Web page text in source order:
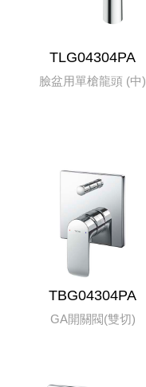
TLG04304PA
臉盆用單槍龍頭 (中)
TBG04304PA
GA開關閥(雙切)